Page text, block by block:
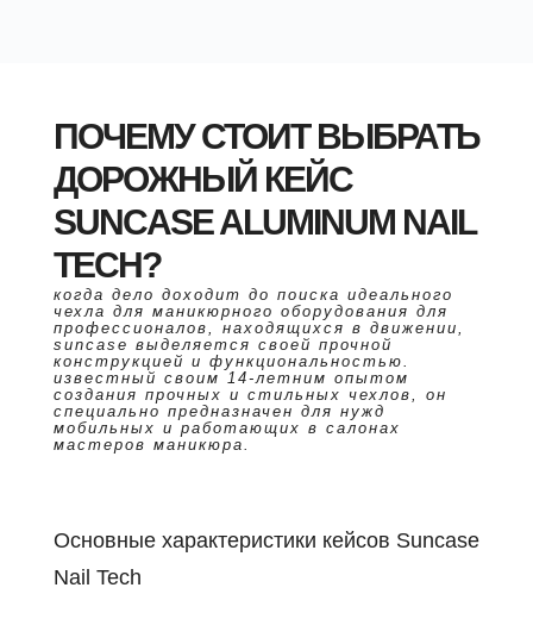
ПОЧЕМУ СТОИТ ВЫБРАТЬ
ДОРОЖНЫЙ КЕЙС
SUNCASE ALUMINUM NAIL
TECH?
когда дело доходит до поиска идеального
чехла для маникюрного оборудования для
профессионалов, находящихся в движении,
suncase выделяется своей прочной
конструкцией и функциональностью.
известный своим 14-летним опытом
создания прочных и стильных чехлов, он
специально предназначен для нужд
мобильных и работающих в салонах
мастеров маникюра.
Основные характеристики кейсов Suncase
Nail Tech